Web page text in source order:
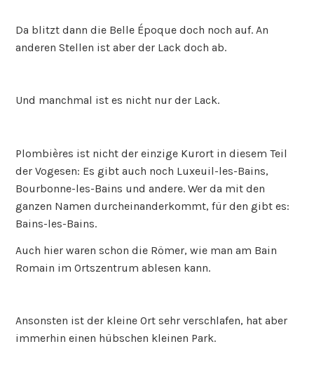
Da blitzt dann die Belle Époque doch noch auf. An
anderen Stellen ist aber der Lack doch ab.
Und manchmal ist es nicht nur der Lack.
Plombières ist nicht der einzige Kurort in diesem Teil
der Vogesen: Es gibt auch noch Luxeuil-les-Bains,
Bourbonne-les-Bains und andere. Wer da mit den
ganzen Namen durcheinanderkommt, für den gibt es:
Bains-les-Bains.
Auch hier waren schon die Römer, wie man am Bain
Romain im Ortszentrum ablesen kann.
Ansonsten ist der kleine Ort sehr verschlafen, hat aber
immerhin einen hübschen kleinen Park.